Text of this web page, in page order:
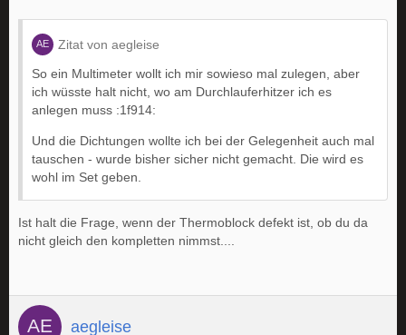
Zitat von aegleise
So ein Multimeter wollt ich mir sowieso mal zulegen, aber
ich wüsste halt nicht, wo am Durchlauferhitzer ich es
anlegen muss :1f914:
Und die Dichtungen wollte ich bei der Gelegenheit auch mal
tauschen - wurde bisher sicher nicht gemacht. Die wird es
wohl im Set geben.
Ist halt die Frage, wenn der Thermoblock defekt ist, ob du da
nicht gleich den kompletten nimmst....
aegleise